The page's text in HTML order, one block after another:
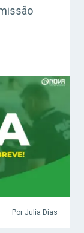
Por Julia Dias